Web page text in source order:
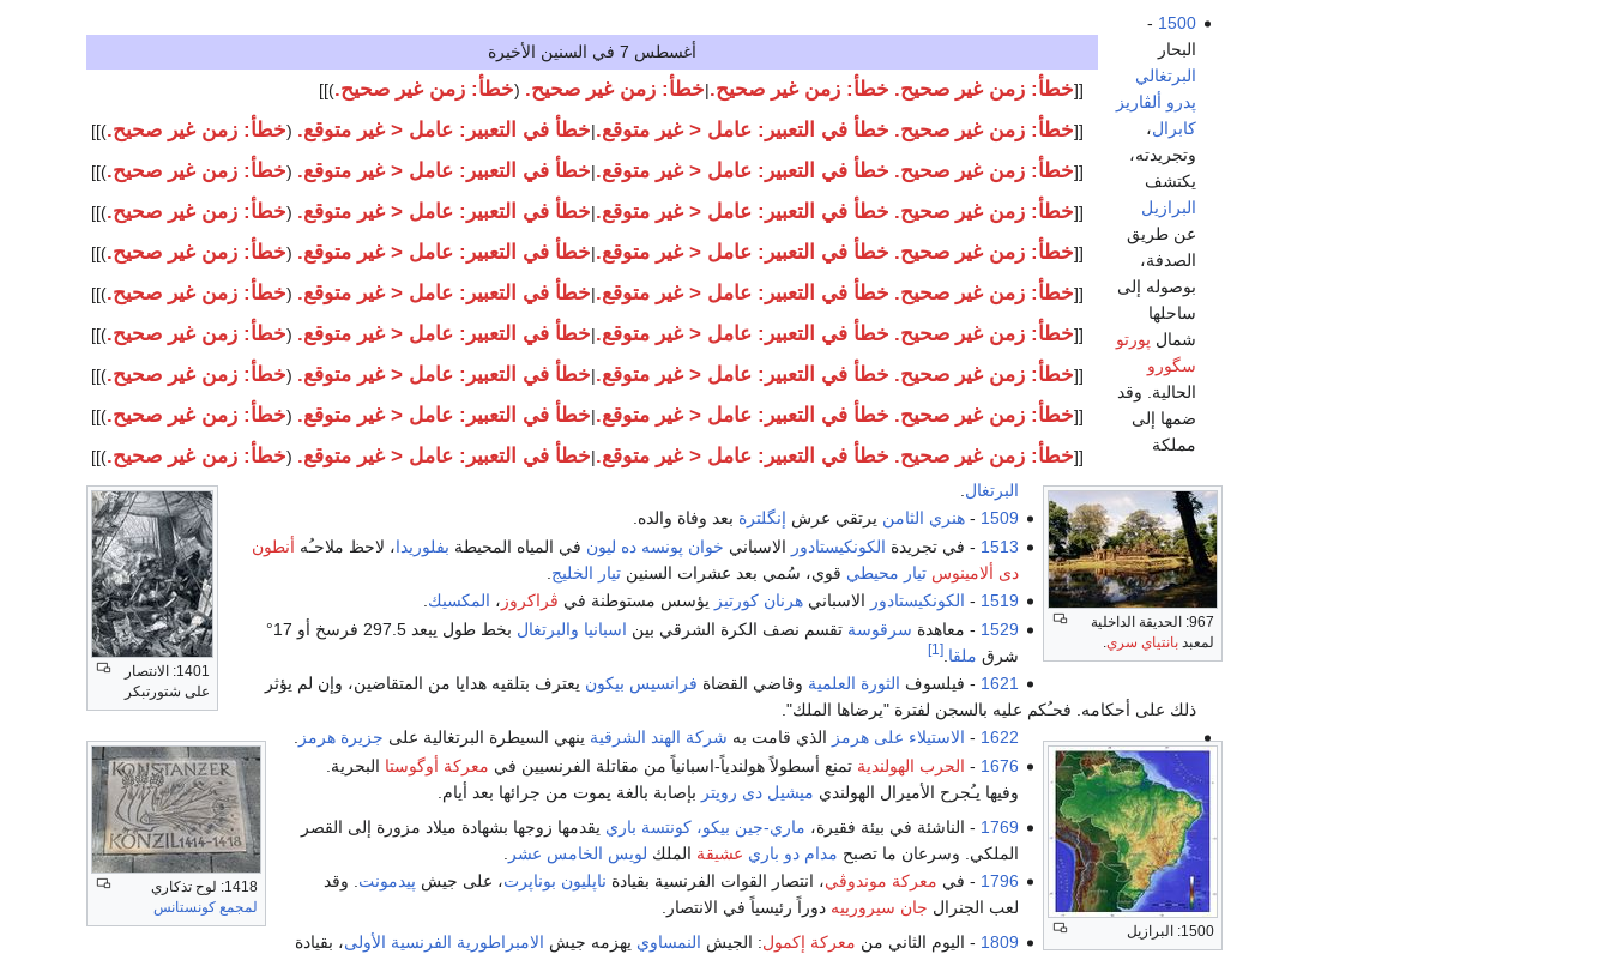
أغسطس 7 في السنين الأخيرة
[[خطأ: زمن غير صحيح. خطأ: زمن غير صحيح.|خطأ: زمن غير صحيح. (خطأ: زمن غير صحيح.)]]
[[خطأ: زمن غير صحيح. خطأ في التعبير: عامل < غير متوقع.|خطأ في التعبير: عامل < غير متوقع. (خطأ: زمن غير صحيح.)]]
[[خطأ: زمن غير صحيح. خطأ في التعبير: عامل < غير متوقع.|خطأ في التعبير: عامل < غير متوقع. (خطأ: زمن غير صحيح.)]]
[[خطأ: زمن غير صحيح. خطأ في التعبير: عامل < غير متوقع.|خطأ في التعبير: عامل < غير متوقع. (خطأ: زمن غير صحيح.)]]
[[خطأ: زمن غير صحيح. خطأ في التعبير: عامل < غير متوقع.|خطأ في التعبير: عامل < غير متوقع. (خطأ: زمن غير صحيح.)]]
[[خطأ: زمن غير صحيح. خطأ في التعبير: عامل < غير متوقع.|خطأ في التعبير: عامل < غير متوقع. (خطأ: زمن غير صحيح.)]]
[[خطأ: زمن غير صحيح. خطأ في التعبير: عامل < غير متوقع.|خطأ في التعبير: عامل < غير متوقع. (خطأ: زمن غير صحيح.)]]
[[خطأ: زمن غير صحيح. خطأ في التعبير: عامل < غير متوقع.|خطأ في التعبير: عامل < غير متوقع. (خطأ: زمن غير صحيح.)]]
[[خطأ: زمن غير صحيح. خطأ في التعبير: عامل < غير متوقع.|خطأ في التعبير: عامل < غير متوقع. (خطأ: زمن غير صحيح.)]]
[[خطأ: زمن غير صحيح. خطأ في التعبير: عامل < غير متوقع.|خطأ في التعبير: عامل < غير متوقع. (خطأ: زمن غير صحيح.)]]
967: الحديقة الداخلية
لمعبد بانتياي سري.
1401: الانتصار
على شتورتبكر
1418: لوح تذكاري
لمجمع كونستانس
1500: البرازيل
1500
-
البحار
البرتغالي
پدرو ألڤاريز
كابرال،
وتجريدته،
يكتشف
البرازيل
عن طريق
الصدفة،
بوصوله إلى
ساحلها
شمال پورتو
سگورو
الحالية. وقد
ضمها إلى
مملكة
البرتغال
1509
- هنري الثامن يرتقي عرش إنگلترة بعد وفاة والده.
1513 - في تجريدة الكونكيستادور الاسباني خوان پونسه ده ليون في المياه المحيطة بفلوريدا، لاحظ ملاحـُه أنطون
دى ألامينوس تيار محيطي قوي، سُمي بعد عشرات السنين تيار الخليج
1519
- الكونكيستادور الاسباني هرنان كورتيز يؤسس مستوطنة في ڤراكروز ، المكسيك.
1529 - معاهدة سرقوسة تقسم نصف الكرة الشرقي بين اسبانيا والبرتغال
بخط طول يبعد 297.5 فرسخ أو 17°
شرق ملقا [1]
1621 - فيلسوف الثورة العلمية وقاضي القضاة فرانسيس بيكون يعترف بتلقيه هدايا من المتقاضين، وإن لم يؤثر
ذلك على أحكامه. فحـُكم عليه بالسجن لفترة "يرضاها الملك".
1622
- الاستيلاء على هرمز الذي قامت به شركة الهند الشرقية ينهي السيطرة البرتغالية على جزيرة هرمز .
1676
- الحرب الهولندية تمنع أسطولاً هولندياً-اسبانياً من مقاتلة الفرنسيين في معركة أوگوستا البحرية.
وفيها يـُجرح الأميرال الهولندي ميشيل دى رويتر بإصابة بالغة يموت من جرائها بعد أيام.
1769 - الناشئة في بيئة فقيرة، ماري-جين بيكو، كونتسة باري يقدمها زوجها بشهادة ميلاد مزورة إلى القصر
الملكي. وسرعان ما تصبح مدام دو باري عشيقة الملك لويس الخامس عشر
1796 - في معركة موندوڤي، انتصار القوات الفرنسية بقيادة ناپليون بوناپرت، على جيش پيدمونت . وقد
لعب الجنرال جان سيرورييه دوراً رئيسياً في الانتصار.
1809 - اليوم الثاني من معركة إكمول: الجيش النمساوي يهزمه جيش الامبراطورية الفرنسية الأولى، بقيادة